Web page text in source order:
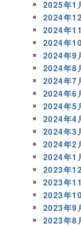
2025年1
2024年
2024年
2024年
2024年9
2024年8
2024年7
2024年6
2024年5
2024年4
2024年3
2024年2
2024年1
2023年
2023年
2023年
2023年9
2023年8